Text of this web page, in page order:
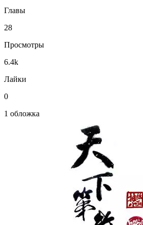
Главы
28
Просмотры
6.4k
Лайки
0
1 обложка